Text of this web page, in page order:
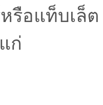
รือแท็บเล็
ก่